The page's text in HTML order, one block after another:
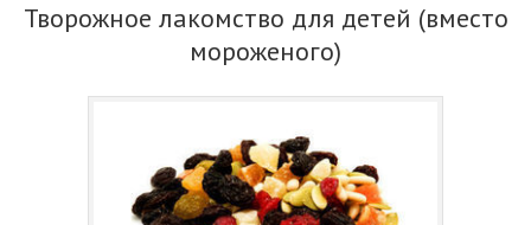
Творожное лакомство для детей (вместо
мороженого)